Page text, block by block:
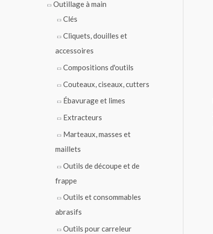
Outillage à main
Clés
Cliquets, douilles et
accessoires
Compositions d'outils
Couteaux, ciseaux, cutters
Ébavurage et limes
Extracteurs
Marteaux, masses et
maillets
Outils de découpe et de
frappe
Outils et consommables
abrasifs
Outils pour carreleur